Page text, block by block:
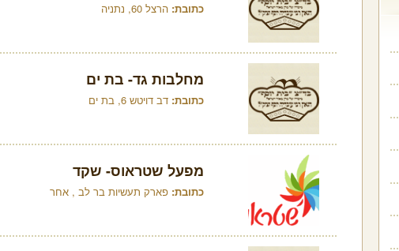
כתובת: הרצל 60, נתניה
מחלבות גד- בת ים
כתובת: דב דויטש 6, בת ים
מפעל שטראוס- שקד
כתובת: פארק תעשיות בר לב , אחר